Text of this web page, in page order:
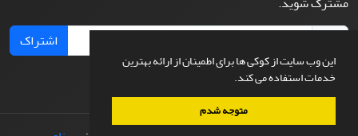
این وب سایت از کوکی ها برای اطمینان از ارائه بهترین
خدمات استفاده می کند.
متوجه شدم
اشتراک